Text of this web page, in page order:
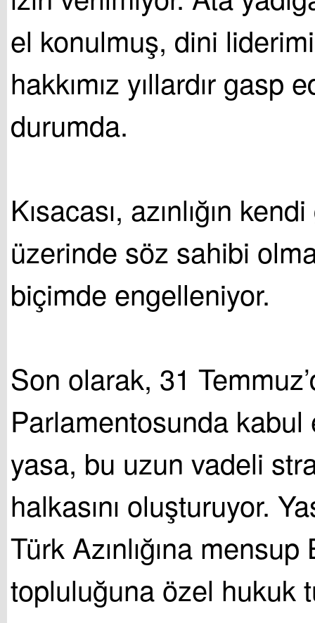
el konulmuş, dini
hakkımız yıllardır gasp
durumda.
Kısacası, azınlığın
üzerinde söz sahibi
biçimde engelleniyor.
Son olarak, 31
Parlamentosunda
yasa, bu uzun vadeli
halkasını oluşturuyor.
Türk Azınlığına
topluluğuna özel hukuk